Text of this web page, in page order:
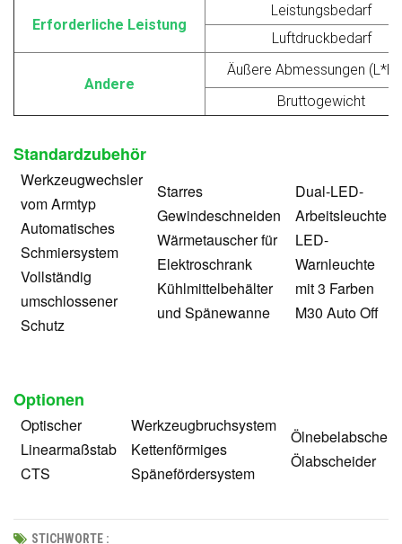
Erforderliche Leistung
Leistungsbedarf
Luftdruckbedarf
Andere
Äußere Abmessungen
Bruttogewicht
Standardzubehör
Werkzeugwechsler
vom Armtyp
Automatisches
Schmiersystem
Vollständig
umschlossener
Schutz
Starres
Gewindeschneiden
Wärmetauscher für
Elektroschrank
Kühlmittelbehälter
und Spänewanne
Dual-LED-
Arbeitsleuchte
LED-
Warnleuchte
mit 3 Farben
M30 Auto Off
Optionen
Optischer
Linearmaßstab
CTS
Werkzeugbruchsystem
Kettenförmiges
Spänefördersystem
Ölabscheider
STICHWORTE :